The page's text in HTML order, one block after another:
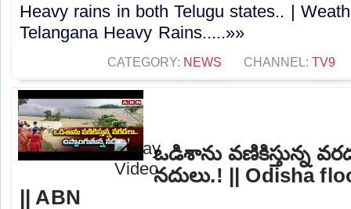
Heavy rains in both Telugu states.. |
Telangana Heavy Rains.....»»
CATEGORY: NEWS CHANNEL: TV9
ఒడిశాను వణికిస్తున్న
నదులు.! || Odisha
|| ABN